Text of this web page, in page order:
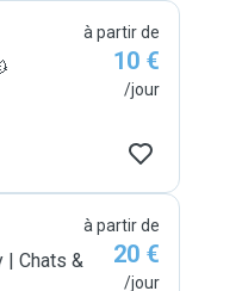
à partir de
10 €
/jour
| Chats &
à partir de
20 €
/jour